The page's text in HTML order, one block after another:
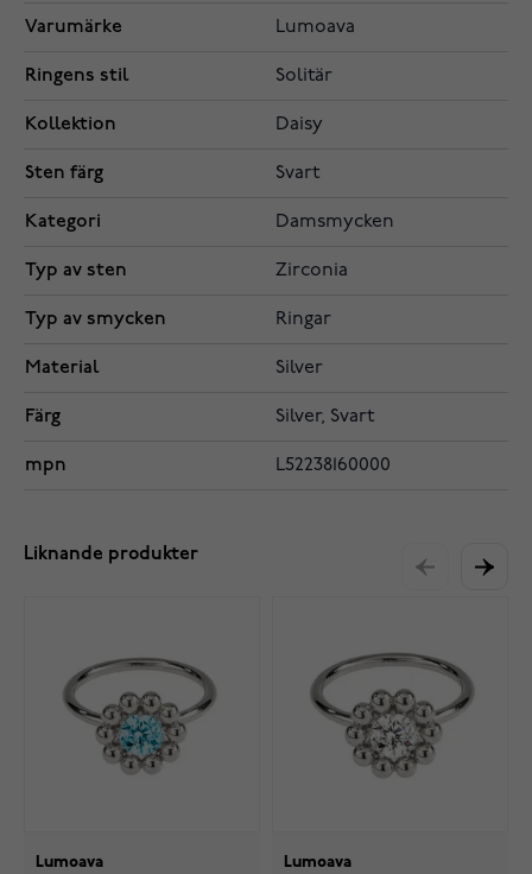
Varumärke Lumoava
Ringens stil Solitär
Kollektion Daisy
Sten färg Svart
Kategori Damsmycken
Typ av sten Zirconia
Typ av smycken Ringar
Material Silver
Färg Silver, Svart
mpn L52238160000
Liknande produkter
Lumoava Lumoava